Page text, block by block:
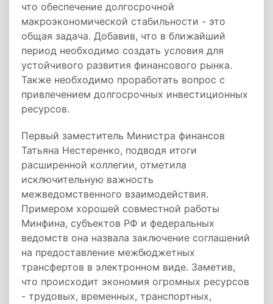
что обеспечение долгосрочной
макроэкономической стабильности - это
общая задача. Добавив, что в ближайший
период необходимо создать условия для
устойчивого развития финансового рынка.
Также необходимо проработать вопрос с
привлечением долгосрочных инвестиционных
ресурсов.
Первый заместитель Министра финансов
Татьяна Нестеренко, подводя итоги
расширенной коллегии, отметила
исключительную важность
межведомственного взаимодействия.
Примером хорошей совместной работы
Минфина, субъектов РФ и федеральных
ведомств она назвала заключение соглашений
на предоставление межбюджетных
трансфертов в электронном виде. Заметив,
что происходит экономия огромных ресурсов
- трудовых, временных, транспортных,